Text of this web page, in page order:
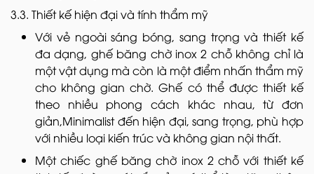
3.3. Thiết kế hiện đại và tính thẩm mỹ
Với vẻ ngoài sáng bóng, sang trọng và thiết kế
đa dạng, ghế băng chờ inox 2 chỗ không chỉ là
một vật dụng mà còn là một điểm nhấn thẩm mỹ
cho không gian chờ. Ghế có thể được thiết kế
theo nhiều phong cách khác nhau, từ đơn
giản,Minimalist đến hiện đại, sang trọng, phù hợp
với nhiều loại kiến trúc và không gian nội thất.
Một chiếc ghế băng chờ inox 2 chỗ với thiết kế